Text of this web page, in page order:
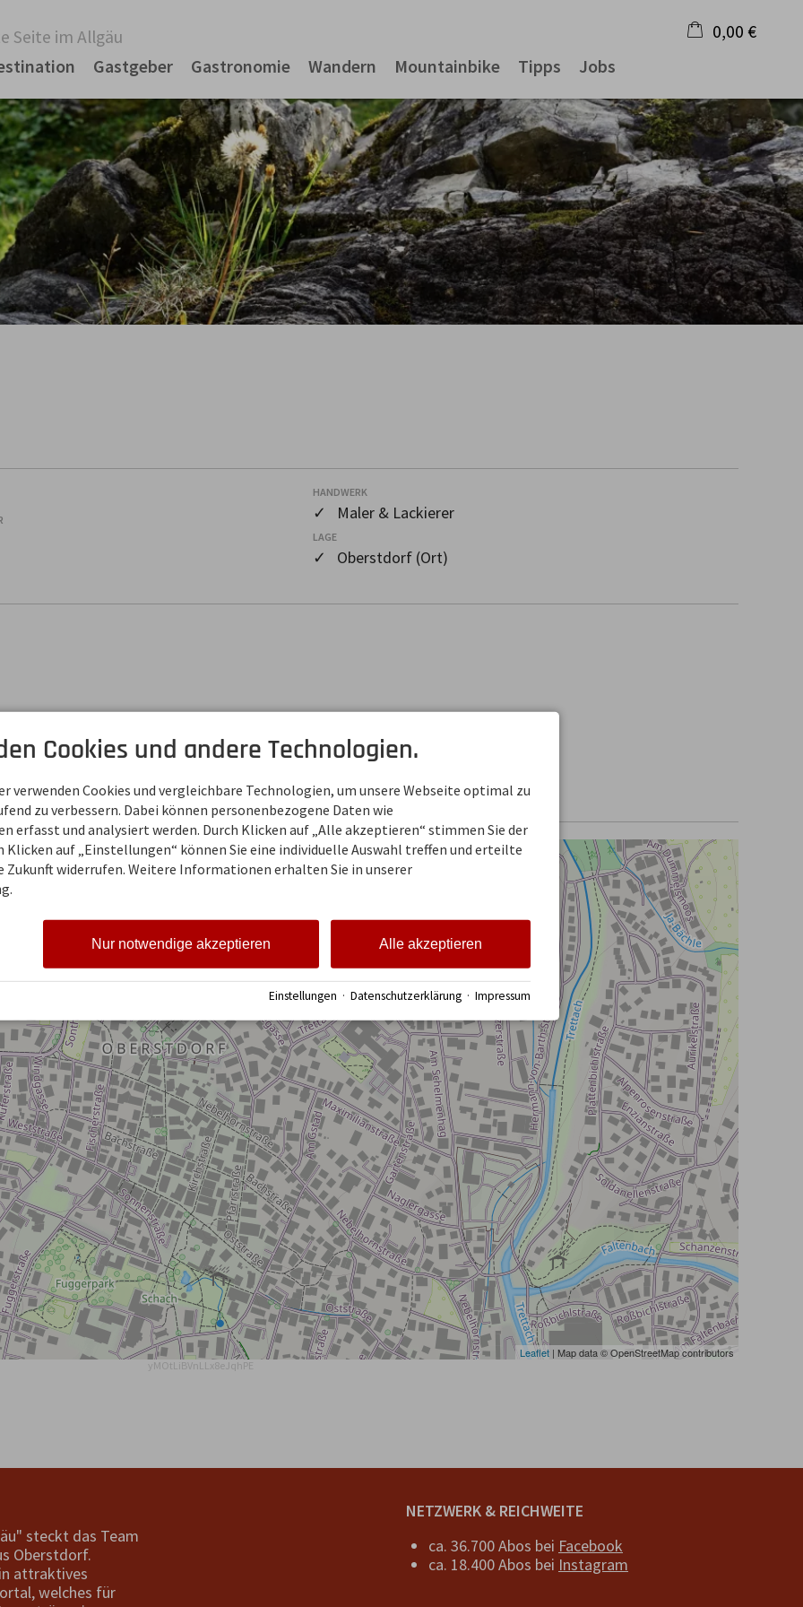
Seite im Allgäu
Gastgeber Gastronomie Wandern Mountainbike Tipps Jobs
0,00 €
Warenkorb ist leer
HANDWERK
✓ Maler & Lackierer
LAGE
✓ Oberstdorf (Ort)
Leaflet | Map data © OpenStreetMap contributors
yMOtLiBVnLLx8eJqhPE
steckt das Team
Oberstdorf.
attraktives
welches für
NETZWERK & REICHWEITE
ca. 36.700 Abos bei Facebook
ca. 18.400 Abos bei Instagram
Cookies und andere Technologien.
verwenden Cookies und vergleichbare Technologien, um unsere Webseite optimal zu
zu verbessern. Dabei können personenbezogene Daten wie
erfasst und analysiert werden. Durch Klicken auf „Alle akzeptieren“ stimmen Sie der
Klicken auf „Einstellungen“ können Sie eine individuelle Auswahl treffen und erteilte
Zukunft widerrufen. Weitere Informationen erhalten Sie in unserer
Alle akzeptieren
Nur notwendige akzeptieren
Einstellungen · Datenschutzerklärung · Impressum